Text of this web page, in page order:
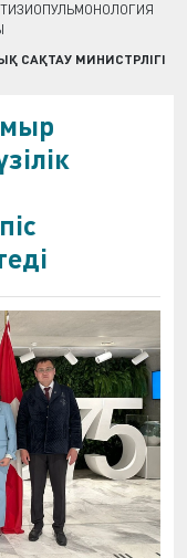
САҚТАУ МИНИСТРЛІГІ